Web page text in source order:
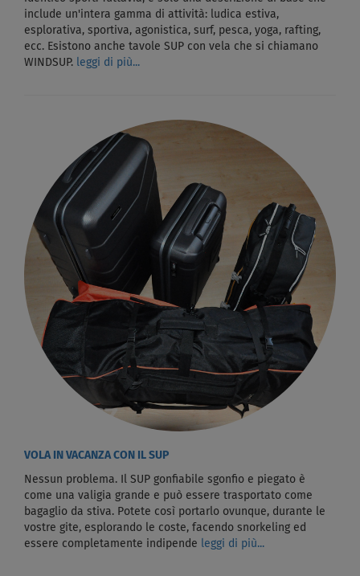
include un'intera gamma di attività: ludica estiva,
esplorativa, sportiva, agonistica, surf, pesca, yoga, rafting,
ecc. Esistono anche tavole SUP con vela che si chiamano
WINDSUP.
leggi di più...
VOLA IN VACANZA CON IL SUP
Nessun problema. Il SUP gonfiabile sgonfio e piegato è
come una valigia grande e può essere trasportato come
bagaglio da stiva. Potete così portarlo ovunque, durante le
vostre gite, esplorando le coste, facendo snorkeling ed
essere completamente indipende
leggi di più...